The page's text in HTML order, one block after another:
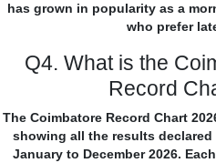
has grown in popularity as a
who prefer
Q4. What is the
Record
The Coimbatore Record Chart
showing all the results
January to December 2026.